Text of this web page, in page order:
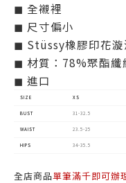
◼ 全襯裡
◼ 尺寸偏小
◼ Stüssy橡膠印花
◼ 材質：78%聚酯
◼ 進口
SIZE XS
BUST 31-32.5
WAIST 23.5-25
HIPS 34-35.5
全店商品單筆滿千即可辦